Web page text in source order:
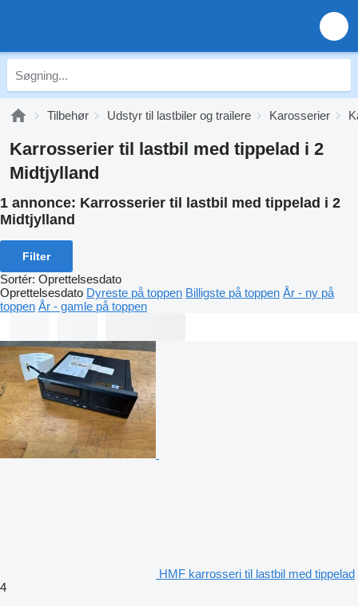
Tilbehør Udstyr til lastbiler og trailere Karosserier
Karrosserier til lastbil med tippelad i 2
Midtjylland
1 annonce: Karrosserier til lastbil med tippelad i 2
Midtjylland
Filter
Sortér: Oprettelsesdato
Oprettelsesdato Dyreste på toppen Billigste på toppen År - ny på
toppen År - gamle på toppen
HMF karrosseri til lastbil med tippelad
4